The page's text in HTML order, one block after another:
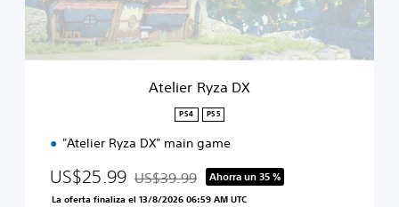
y
z
D
Atelier Ryza DX
PS4 PS5
"Atelier Ryza DX" main game
US$25.99 Rebajado del precio original de US$39.99
US$39.99 Ahorra un 35 %
La oferta finaliza el 13/8/2026 06:59 AM UTC